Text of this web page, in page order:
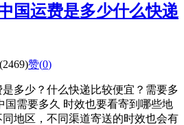
国运费是多少什么快递
赞(0)
多少？什么快递比较便宜？需要多
国需要多久 时效也要看寄到哪些地
地区，不同渠道寄送的时效也会有